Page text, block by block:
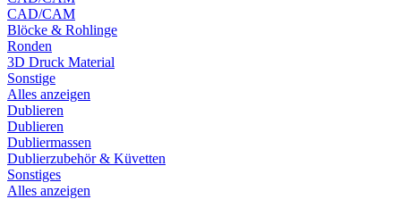
CAD/CAM
Blöcke & Rohlinge
Ronden
3D Druck Material
Sonstige
Alles anzeigen
Dublieren
Dublieren
Dubliermassen
Dublierzubehör & Küvetten
Sonstiges
Alles anzeigen